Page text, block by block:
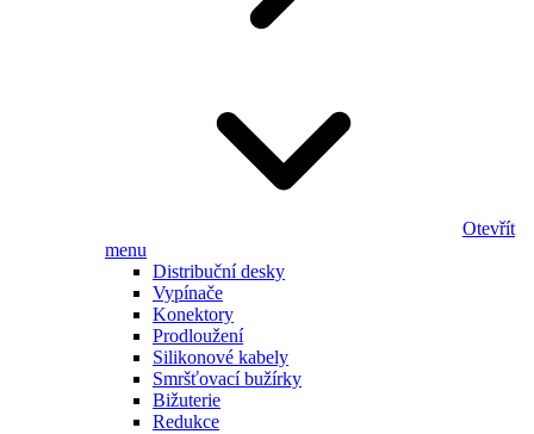
Otevřít
menu
Distribuční desky
Vypínače
Konektory
Prodloužení
Silikonové kabely
Smršťovací bužírky
Bižuterie
Redukce